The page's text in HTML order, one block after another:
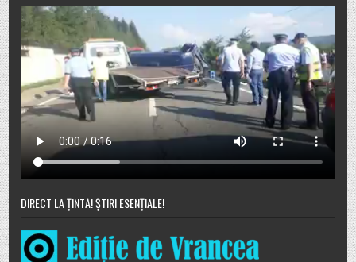
DIRECT LA ȚINTĂ! ȘTIRI ESENȚIALE!